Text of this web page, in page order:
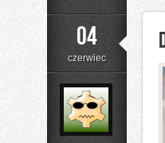
04
czerwiec